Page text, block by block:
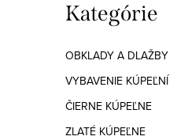
o
č
n
ý
Preskočiť
kategórie
Kategórie
OBKLADY A DLAŽBY
VYBAVENIE KÚPEĽNÍ
ČIERNE KÚPEĽNE
ZLATÉ KÚPEĽNE